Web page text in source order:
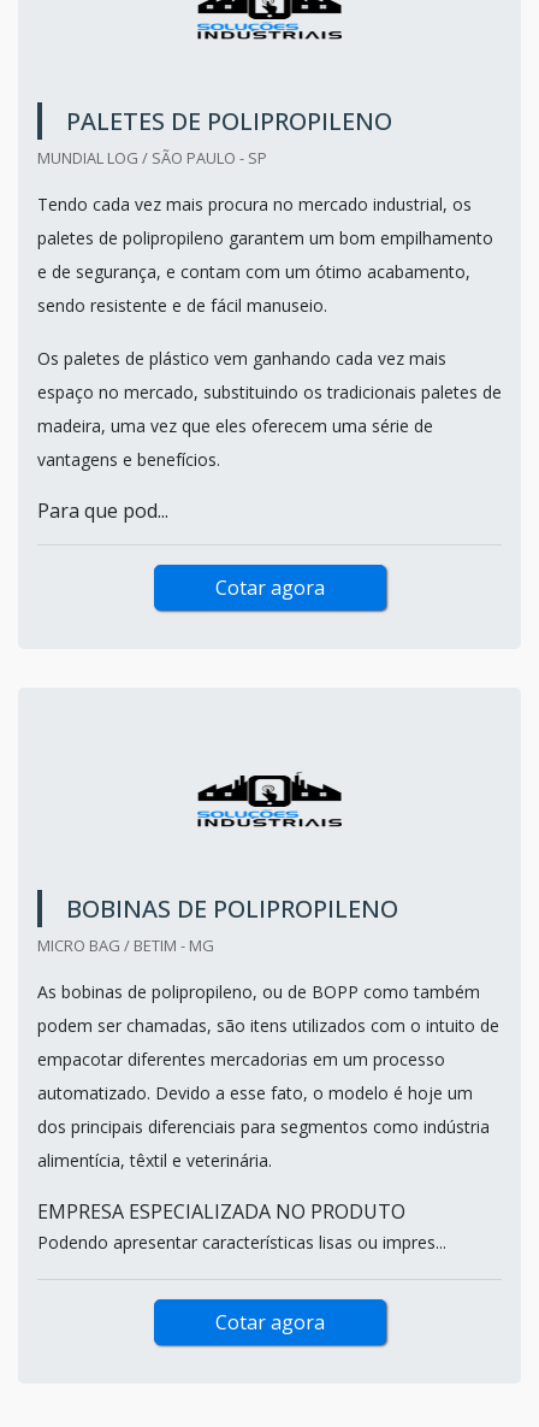
PALETES DE POLIPROPILENO
MUNDIAL LOG / SÃO PAULO - SP
Tendo cada vez mais procura no mercado industrial, os
paletes de polipropileno garantem um bom empilhamento
e de segurança, e contam com um ótimo acabamento,
sendo resistente e de fácil manuseio.
Os paletes de plástico vem ganhando cada vez mais
espaço no mercado, substituindo os tradicionais paletes de
madeira, uma vez que eles oferecem uma série de
vantagens e benefícios.
Para que pod...
Cotar agora
BOBINAS DE POLIPROPILENO
MICRO BAG / BETIM - MG
As bobinas de polipropileno, ou de BOPP como também
podem ser chamadas, são itens utilizados com o intuito de
empacotar diferentes mercadorias em um processo
automatizado. Devido a esse fato, o modelo é hoje um
dos principais diferenciais para segmentos como indústria
alimentícia, têxtil e veterinária.
EMPRESA ESPECIALIZADA NO PRODUTO
Podendo apresentar características lisas ou impres...
Cotar agora